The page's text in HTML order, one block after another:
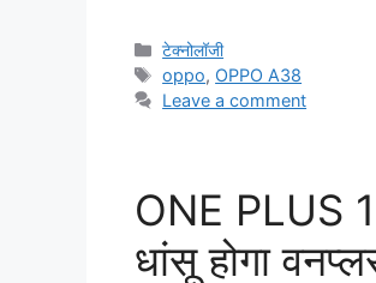
Categories
टेक्नोलॉजी
Tags
oppo, OPPO A38
Leave a comment
ONE PLUS
धांसू होगा